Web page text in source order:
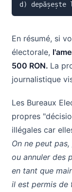
En résumé, si
électorale,
500 RON. La
journalistique
Les Bureaux
propres
illégales car
On ne peut
ou annuler des
en tant que
il est permis de